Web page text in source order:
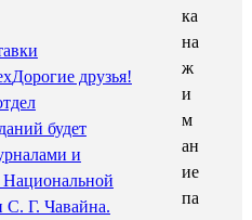
Дорогие друзья!
будет
и
Национальной
С. Г. Чавайна.